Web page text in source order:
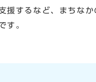
援するなど、まちな
す。